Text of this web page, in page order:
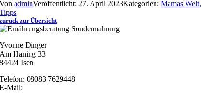
VonadminVeröffentlicht: 27. April 2023Kategorien:Mamas Welt,
Tipps
zurück zur Übersicht
Yvonne Dinger
Am Haning 33
84424 Isen
Telefon: 08083 7629448
E-Mail: